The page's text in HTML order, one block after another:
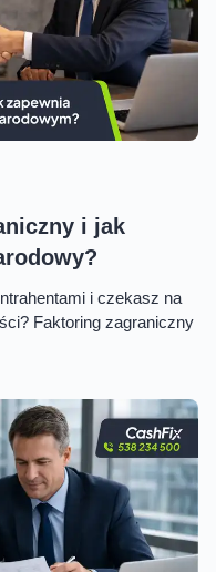
i jak
i czekasz na
Faktoring zagraniczny